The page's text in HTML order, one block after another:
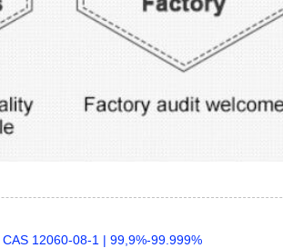
12060-08-1 | 99,9%-99.999%